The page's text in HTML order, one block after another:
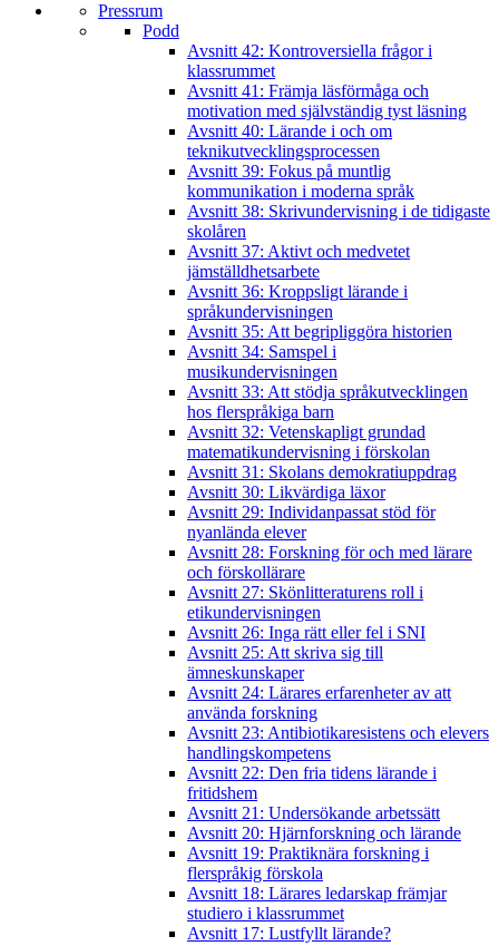
Pressrum
Podd
Avsnitt 42: Kontroversiella frågor i
klassrummet
Avsnitt 41: Främja läsförmåga och
motivation med självständig tyst läsning
Avsnitt 40: Lärande i och om
teknikutvecklingsprocessen
Avsnitt 39: Fokus på muntlig
kommunikation i moderna språk
Avsnitt 38: Skrivundervisning i de tidigaste
skolåren
Avsnitt 37: Aktivt och medvetet
jämställdhetsarbete
Avsnitt 36: Kroppsligt lärande i
språkundervisningen
Avsnitt 35: Att begripliggöra historien
Avsnitt 34: Samspel i
musikundervisningen
Avsnitt 33: Att stödja språkutvecklingen
hos flerspråkiga barn
Avsnitt 32: Vetenskapligt grundad
matematikundervisning i förskolan
Avsnitt 31: Skolans demokratiuppdrag
Avsnitt 30: Likvärdiga läxor
Avsnitt 29: Individanpassat stöd för
nyanlända elever
Avsnitt 28: Forskning för och med lärare
och förskollärare
Avsnitt 27: Skönlitteraturens roll i
etikundervisningen
Avsnitt 26: Inga rätt eller fel i SNI
Avsnitt 25: Att skriva sig till
ämneskunskaper
Avsnitt 24: Lärares erfarenheter av att
använda forskning
Avsnitt 23: Antibiotikaresistens och elevers
handlingskompetens
Avsnitt 22: Den fria tidens lärande i
fritidshem
Avsnitt 21: Undersökande arbetssätt
Avsnitt 20: Hjärnforskning och lärande
Avsnitt 19: Praktiknära forskning i
flerspråkig förskola
Avsnitt 18: Lärares ledarskap främjar
studiero i klassrummet
Avsnitt 17: Lustfyllt lärande?